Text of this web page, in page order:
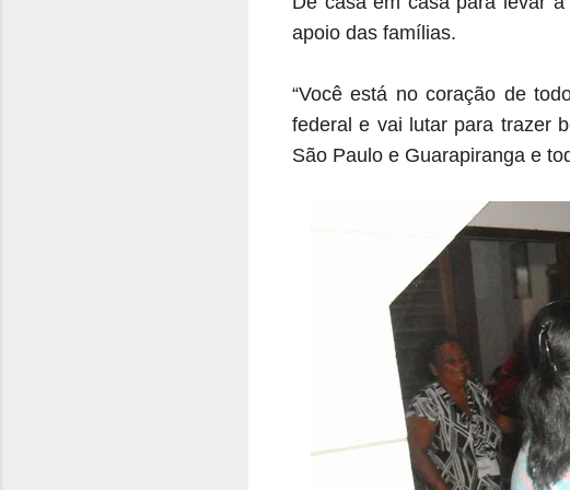
apoio das famílias.
“Você está no coração de
federal e vai lutar para trazer
São Paulo e Guarapiranga e